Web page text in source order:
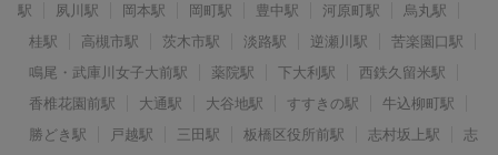
駅
夙川駅 岡本駅 岡町駅 豊中駅 河原町駅
烏丸駅
桂駅
高槻市駅 茨木市駅 淡路駅 逆瀬川駅
苦楽園口駅
鳴尾・武庫川女子大前駅
薬院駅 下大利駅
西鉄久留米駅
香椎花園前駅
大通駅 大谷地駅 すすきの駅
牛込柳町駅
勝どき駅
戸越駅 三田駅 板橋区役所前駅 志村坂上駅
志